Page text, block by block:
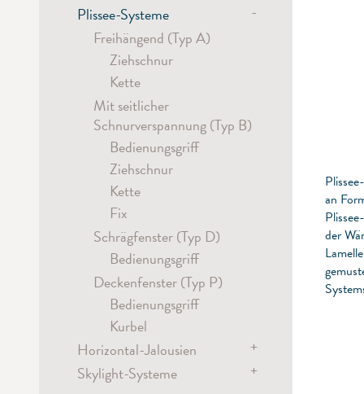
Raumtrenn-/ Rundrohr-Systeme
Hand
Metropole Stilgarnituren
Hand
Kette
Zugschnur
Kassetten-Rollo-Systeme
Elektrisch
Kette
Elektrisch
Flex
Hand / Schleuderstab
Akku
Kette
Schnur
Elektrisch
Kette
Plissee-Systeme
-
Freihängend (Typ A)
Ziehschnur
Kette
Mit seitlicher
Schnurverspannung (Typ B)
Bedienungsgriff
Ziehschnur
Kette
Fix
Schrägfenster (Typ D)
Bedienungsgriff
Deckenfenster (Typ P)
Bedienungsgriff
Kurbel
Horizontal-Jalousien
+
Elektrisch
Skylight-Systeme
+
an
der